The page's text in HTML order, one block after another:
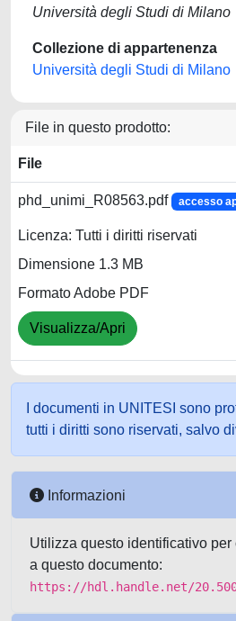
Università degli Studi di Milano
Collezione di appartenenza
Università degli Studi di Milano
File in questo prodotto:
File
phd_unimi_R08563.pdf accesso
Licenza: Tutti i diritti riservati
Dimensione 1.3 MB
Formato Adobe PDF
Visualizza/Apri
I documenti in UNITESI sono
tutti i diritti sono riservati, salvo
Informazioni
Utilizza questo identificativo
a questo documento:
https://hdl.handle.net/